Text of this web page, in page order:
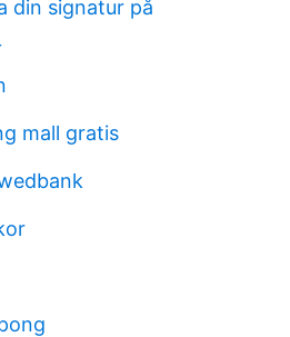
din signatur på
mall gratis